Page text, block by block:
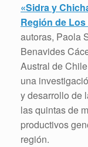
«Sidra y
Región de
autoras, Paola
Benavides
Austral de
una
y desarrollo de
las quintas de
productivos
región.